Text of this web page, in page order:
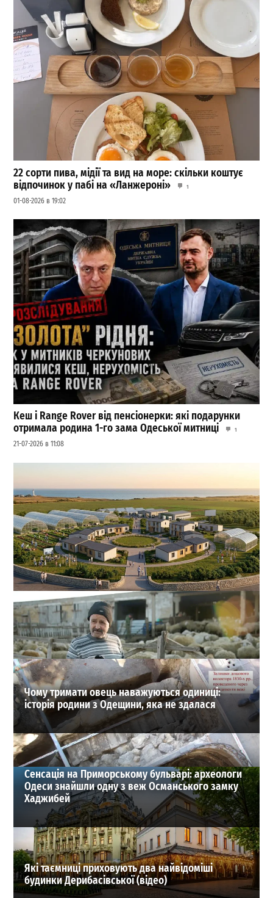
22 сорти пива, мідії та вид на море: скільки коштує
відпочинок у пабі на «Ланжероні»
1
01-08-2026 в 19:02
Кеш і Range Rover від пенсіонерки: які подарунки
отримала родина 1-го зама Одеської митниці
1
21-07-2026 в 11:08
На Одещині хочуть створити нове містечко для
переселенців: що там буде
1
27-07-2026 в 19:31
ВИБІР РЕДАКЦІЇ
Чому тримати овець наважуються одиниці:
історія родини з Одещини, яка не здалася
Сенсація на Приморському бульварі: археологи
Одеси знайшли одну з веж Османського замку
Хаджибей
Які таємниці приховують два найвідоміші
будинки Дерибасівської (відео)